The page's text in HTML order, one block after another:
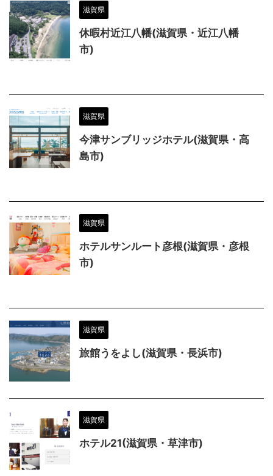
滋賀県
休暇村近江八幡(滋賀県・近江八幡
市)
滋賀県
今津サンブリッジホテル(滋賀県・高
島市)
滋賀県
ホテルサンルート彦根(滋賀県・彦根
市)
滋賀県
旅館うをよし(滋賀県・長浜市)
滋賀県
ホテル21(滋賀県・草津市)